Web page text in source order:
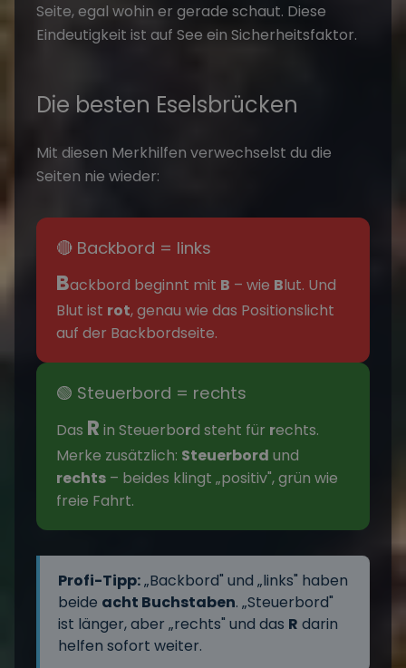
Seite, egal wohin er gerade schaut. Diese
Eindeutigkeit ist auf See ein Sicherheitsfaktor.
Die besten Eselsbrücken
Mit diesen Merkhilfen verwechselst du die
Seiten nie wieder:
🔴 Backbord = links
Backbord beginnt mit B – wie Blut. Und
Blut ist rot, genau wie das Positionslicht
auf der Backbordseite.
🟢 Steuerbord = rechts
Das R in Steuerbord steht für rechts.
Merke zusätzlich: Steuerbord und
rechts – beides klingt „positiv", grün wie
freie Fahrt.
Profi-Tipp:„Backbord" und „links" haben
beide acht Buchstaben. „Steuerbord"
ist länger, aber „rechts" und das R darin
helfen sofort weiter.